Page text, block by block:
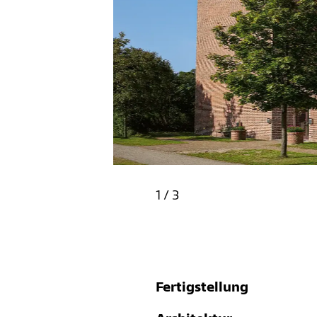
1 / 3
Fertigstellung